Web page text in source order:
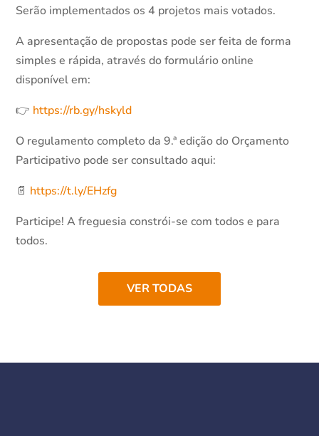
Serão implementados os 4 projetos mais votados.
A apresentação de propostas pode ser feita de forma
simples e rápida, através do formulário online
disponível em:
👉 https://rb.gy/hskyld
O regulamento completo da 9.ª edição do Orçamento
Participativo pode ser consultado aqui:
📄 https://t.ly/EHzfg
Participe! A freguesia constrói-se com todos e para
todos.
VER TODAS